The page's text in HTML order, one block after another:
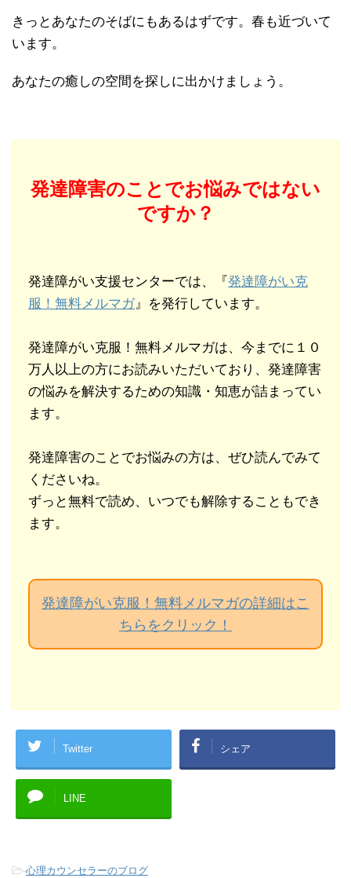
きっとあなたのそばにもあるはずです。春も近づいて
います。
あなたの癒しの空間を探しに出かけましょう。
発達障害のことでお悩みではない
ですか？
発達障がい支援センターでは、『発達障がい克
服！無料メルマガ』を発行しています。
発達障がい克服！無料メルマガは、今までに１０
万人以上の方にお読みいただいており、発達障害
の悩みを解決するための知識・知恵が詰まってい
ます。
発達障害のことでお悩みの方は、ぜひ読んでみて
くださいね。
ずっと無料で読め、いつでも解除することもでき
ます。
発達障がい克服！無料メルマガの詳細はこ
ちらをクリック！
Twitter シェア
LINE
-心理カウンセラーのブログ